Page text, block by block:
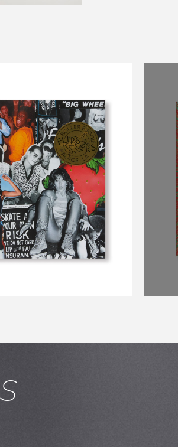
BOOKS LTD.
ROLLER
PALACE 1979-1981
￥11,550